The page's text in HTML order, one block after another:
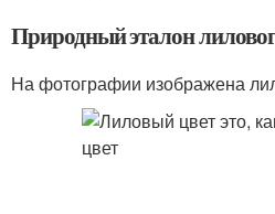
Природный эталон
На фотографии изображена